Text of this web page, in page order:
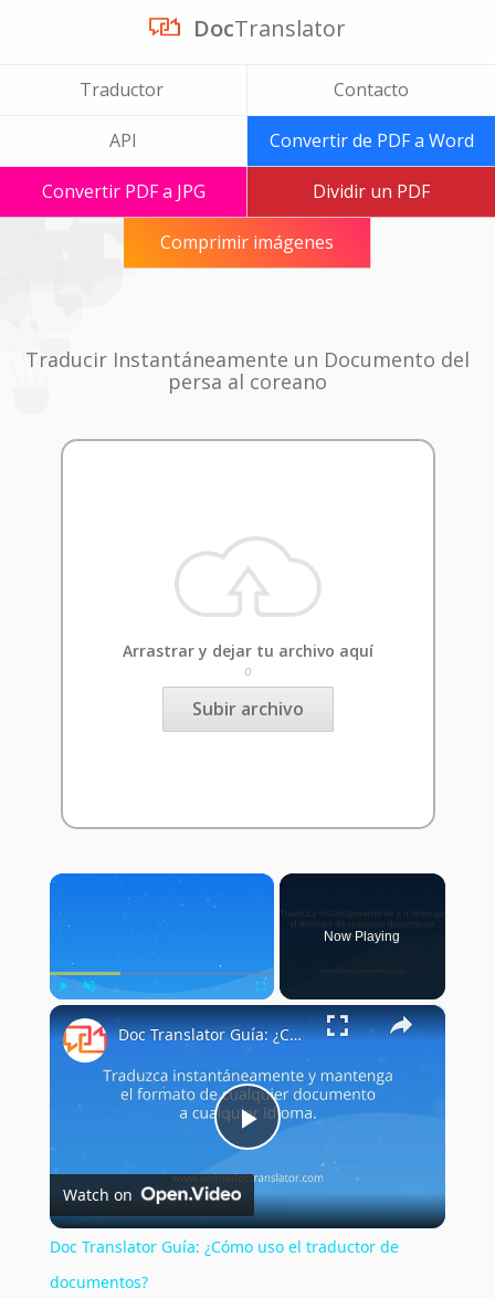
DocTranslator
Traductor Contacto
API Convertir de PDF a Word
Convertir PDF a JPG Dividir un PDF
Comprimir imágenes
Traducir Instantáneamente un Documento del
persa al coreano
Arrastrar y dejar tu archivo aquí
o
Subir archivo
×
Play Unmute Fullscreen
Now Playing
×
Play
Video
Doc Translator Guía: ¿Cómo uso el traductor de documentos?
Watch on
Doc Translator Guía: ¿Cómo uso el traductor de
documentos?